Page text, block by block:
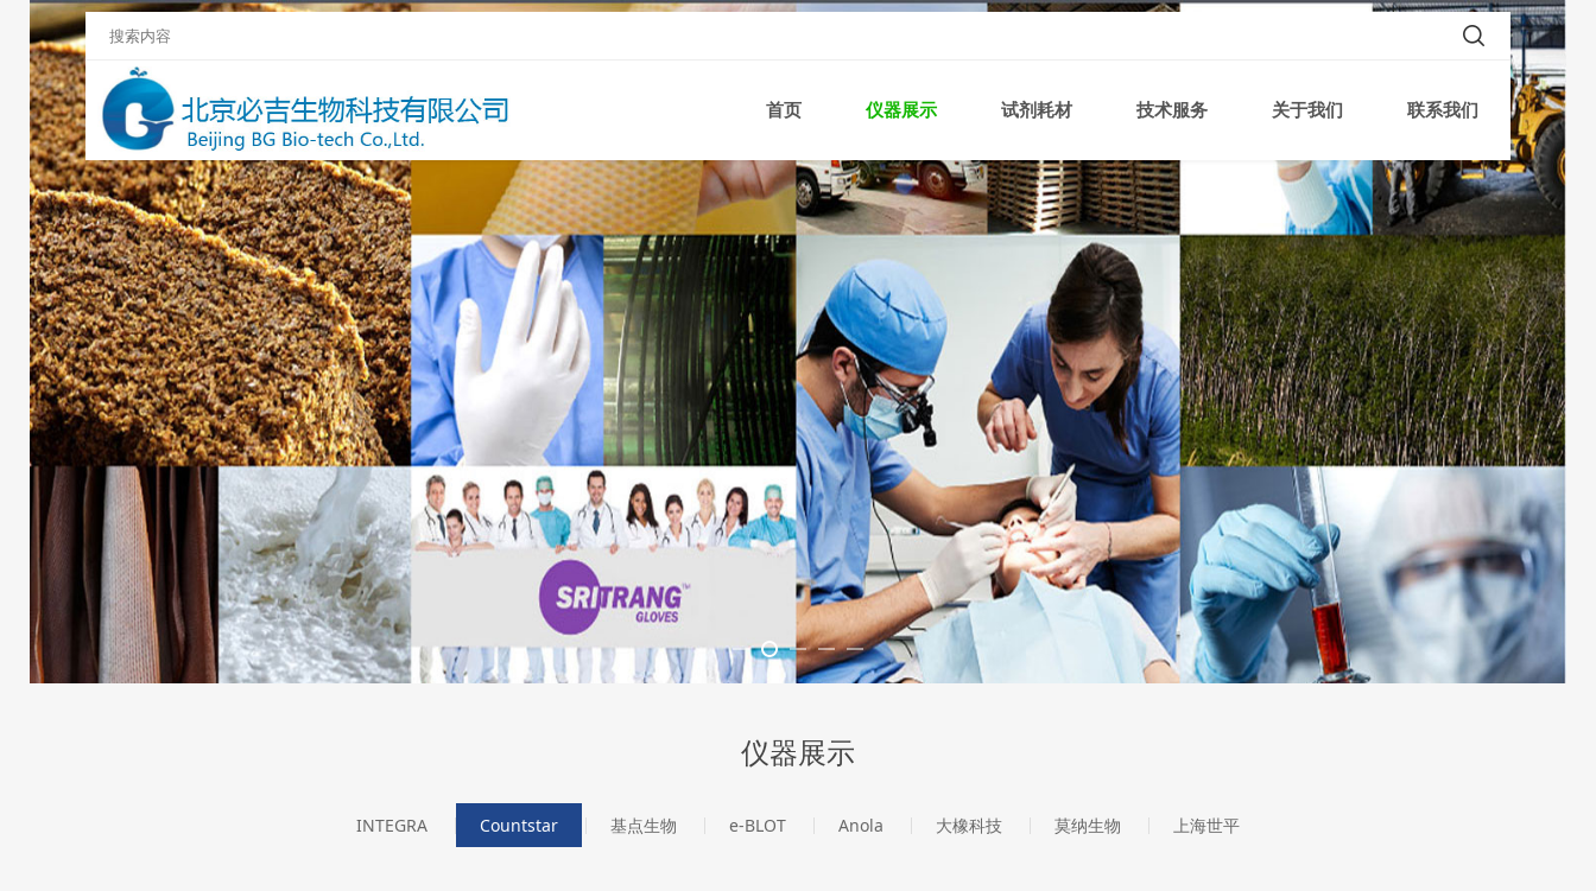
首页 仪器展示 试剂耗材 技术服务 关于我们 联系我们
仪器展示
INTEGRA Countstar 基点生物 e-BLOT Anola 大橡科技 莫纳生物 上海世平